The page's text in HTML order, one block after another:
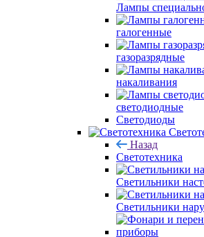
Лампы
галогенные
газоразрядные
накаливания
светодиодные
Светодиоды
Назад
Светотехника
Светильники
Светильники